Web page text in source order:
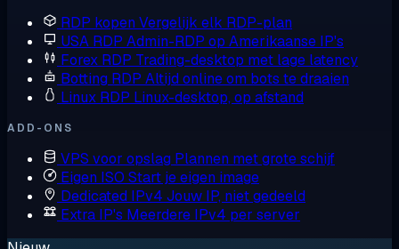
RDP kopen Vergelijk elk RDP-plan
USA RDP Admin-RDP op Amerikaanse IP's
Forex RDP Trading-desktop met lage latency
Botting RDP Altijd online om bots te draaien
Linux RDP Linux-desktop, op afstand
ADD-ONS
VPS voor opslag Plannen met grote schijf
Eigen ISO Start je eigen image
Dedicated IPv4 Jouw IP, niet gedeeld
Extra IP's Meerdere IPv4 per server